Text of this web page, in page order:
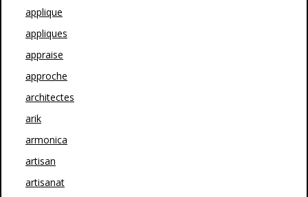
applique
appliques
appraise
approche
architectes
arik
armonica
artisan
artisanat